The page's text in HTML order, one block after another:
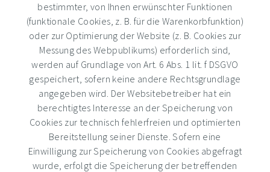
bestimmter, von Ihnen erwünschter Funktionen
(funktionale Cookies, z. B. für die Warenkorbfunktion)
oder zur Optimierung der Website (z. B. Cookies zur
Messung des Webpublikums) erforderlich sind,
werden auf Grundlage von Art. 6 Abs. 1 lit. f DSGVO
gespeichert, sofern keine andere Rechtsgrundlage
angegeben wird. Der Websitebetreiber hat ein
berechtigtes Interesse an der Speicherung von
Cookies zur technisch fehlerfreien und optimierten
Bereitstellung seiner Dienste. Sofern eine
Einwilligung zur Speicherung von Cookies abgefragt
wurde, erfolgt die Speicherung der betreffenden